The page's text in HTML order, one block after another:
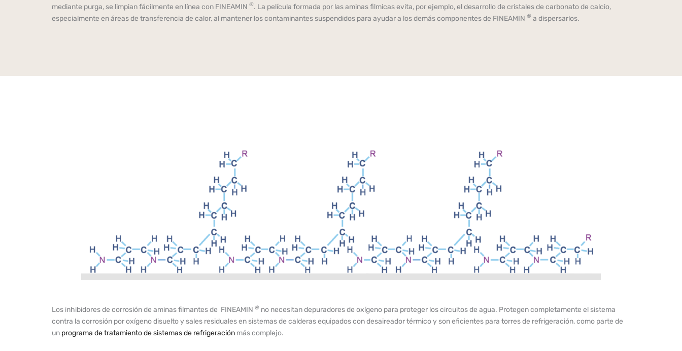
mediante purga, se limpian fácilmente en línea con FINEAMIN ®. La película formada por las aminas filmicas evita, por ejemplo, el desarrollo de cristales de carbonato de calcio,
especialmente en áreas de transferencia de calor, al mantener los contaminantes suspendidos para ayudar a los demás componentes de FINEAMIN ® a dispersarlos.
Los inhibidores de corrosión de aminas filmantes de FINEAMIN ® no necesitan depuradores de oxígeno para proteger los circuitos de agua. Protegen completamente el sistema
contra la corrosión por oxígeno disuelto y sales residuales en sistemas de calderas equipados con desaireador térmico y son eficientes para torres de refrigeración, como parte de
un programa de tratamiento de sistemas de refrigeración más complejo.